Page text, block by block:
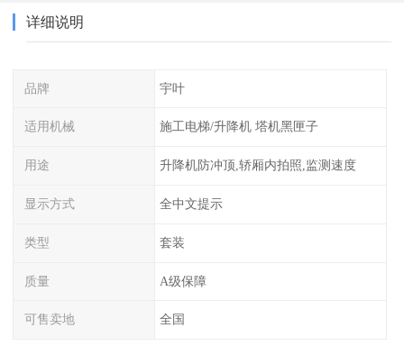
详细说明
品牌 宇叶
适用机械 施工电梯/升降机 塔机黑匣子
用途 升降机防冲顶,轿厢内拍照,监测速度
显示方式 全中文提示
类型 套装
质量 A级保障
可售卖地 全国